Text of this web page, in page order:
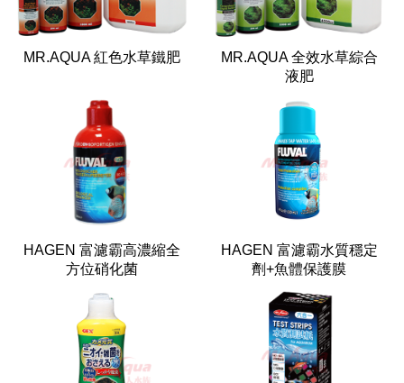
MR.AQUA 紅色水草鐵肥
MR.AQUA 全效水草綜合
液肥
HAGEN 富濾霸高濃縮全
方位硝化菌
HAGEN 富濾霸水質穩定
劑+魚體保護膜